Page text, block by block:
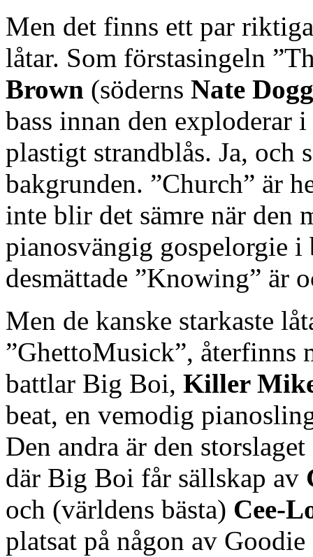
Men det finns ett par
låtar. Som förstasingeln
Brown (söderns Nate Dogg
bass innan den exploderar
plastigt strandblås. Ja, och
bakgrunden. ”Church” är
inte blir det sämre när den
pianosvängig gospelorgie
desmättade ”Knowing” är
Men de kanske starkaste
”GhettoMusick”, återfinns
battlar Big Boi, Killer
beat, en vemodig
Den andra är den
där Big Boi får sällskap av
och (världens bästa) Cee-
platsat på någon av